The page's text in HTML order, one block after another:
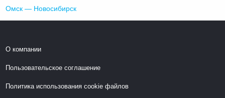
Омск — Новосибирск
О компании
Пользовательское соглашение
Политика использования cookie файлов